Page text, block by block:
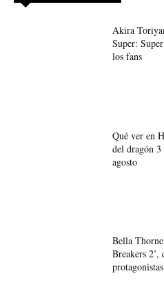
Akira
Super:
los fans
Qué ver en
del dragón 3
agosto
Bella
Breakers 2’,
protagonistas